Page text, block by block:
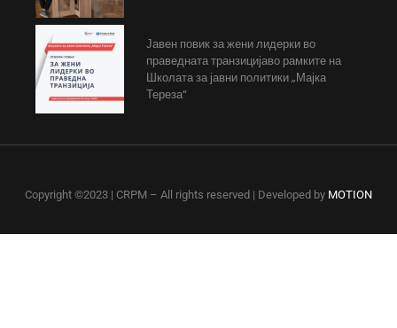
Јавен повик за жени лидерки во
праведната транзицијаво рамките на
Школата за јавни политики „Мајка
Тереза“
Copyright ©2023 | CRPM – All rights reserved | Developed by MOTION